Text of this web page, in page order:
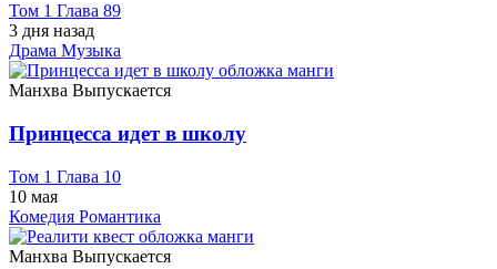
Том 1 Глава 89
3 дня назад
Драма Музыка
Манхва Выпускается
Принцесса идет в школу
Том 1 Глава 10
10 мая
Комедия Романтика
Манхва Выпускается